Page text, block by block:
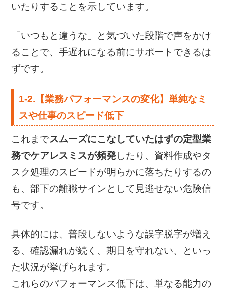
いたりすることを示しています。
「いつもと違うな」と気づいた段階で声をかけ
ることで、手遅れになる前にサポートできるは
ずです。
1-2.【業務パフォーマンスの変化】単純なミ
スや仕事のスピード低下
これまでスムーズにこなしていたはずの定型業
務でケアレスミスが頻発したり、資料作成やタ
スク処理のスピードが明らかに落ちたりするの
も、部下の離職サインとして見逃せない危険信
号です。
具体的には、普段しないような誤字脱字が増え
る、確認漏れが続く、期日を守れない、といっ
た状況が挙げられます。
これらのパフォーマンス低下は、単なる能力の